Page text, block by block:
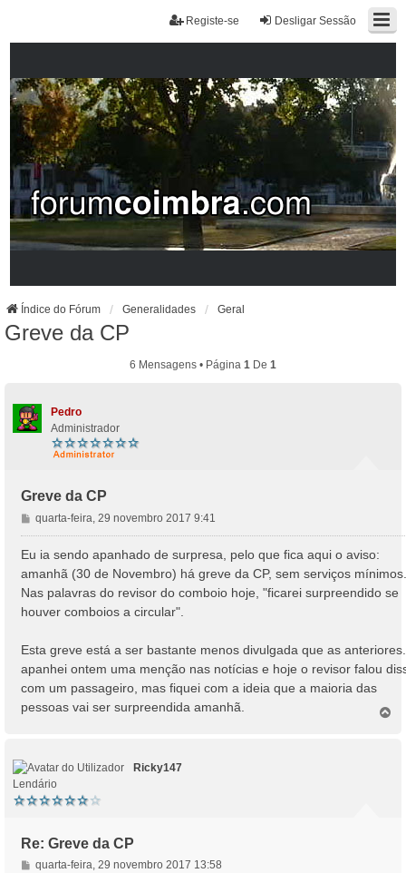
Desligar Sessão
Registe-se
Índice do Fórum Generalidades Geral
Greve da CP
6 Mensagens • Página 1 De 1
Pedro
Administrador
Greve da CP
M
e
n
g
e
quarta-feira, 29 novembro 2017 9:41
Eu ia sendo apanhado de surpresa, pelo que fica aqui o aviso:
amanhã (30 de Novembro) há greve da CP, sem serviços mínimos.
Nas palavras do revisor do comboio hoje, "ficarei surpreendido se
houver comboios a circular".
Esta greve está a ser bastante menos divulgada que as
apanhei ontem uma menção nas notícias e hoje o revisor falou
com um passageiro, mas fiquei com a ideia que a maioria das
pessoas vai ser surpreendida amanhã.
Ricky147
Lendário
Re: Greve da CP
M
quarta-feira, 29 novembro 2017 13:58